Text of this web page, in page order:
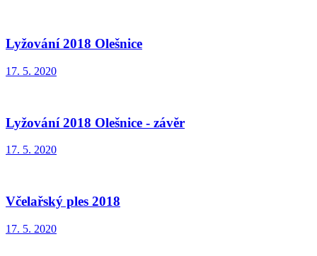
Lyžování 2018 Olešnice
17. 5. 2020
Lyžování 2018 Olešnice - závěr
17. 5. 2020
Včelařský ples 2018
17. 5. 2020